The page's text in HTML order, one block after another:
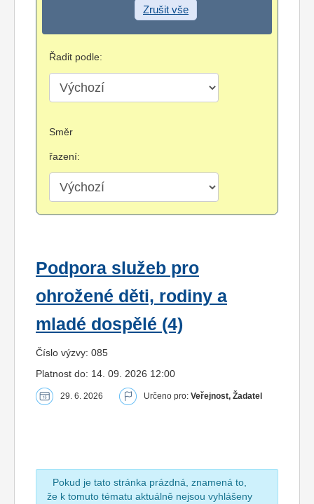
Zrušit vše
Řadit podle:
Směr
řazení:
Podpora služeb pro
ohrožené děti, rodiny a
mladé dospělé (4)
Číslo výzvy: 085
Platnost do: 14. 09. 2026 12:00
29. 6. 2026 Určeno pro: Veřejnost, Žadatel
Pokud je tato stránka prázdná, znamená to,
že k tomuto tématu aktuálně nejsou vyhlášeny